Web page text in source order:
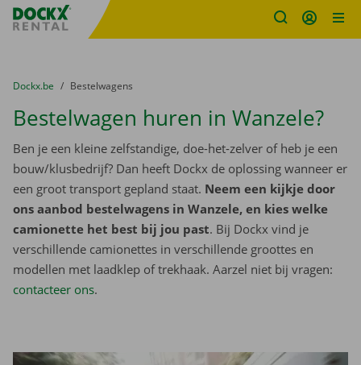
Fratello DEMO
U bevindt zich hier:
van
Dockx.be naar
Bestelwagens
Bestelwagen huren in Wanzele?
Ben je een kleine zelfstandige, doe-het-zelver of heb je een
bouw/klusbedrijf? Dan heeft Dockx de oplossing wanneer er
een groot transport gepland staat. Neem een kijkje door
ons aanbod bestelwagens in Wanzele, en kies welke
camionette het best bij jou past. Bij Dockx vind je
verschillende camionettes in verschillende groottes en
modellen met laadklep of trekhaak. Aarzel niet bij vragen:
contacteer ons.